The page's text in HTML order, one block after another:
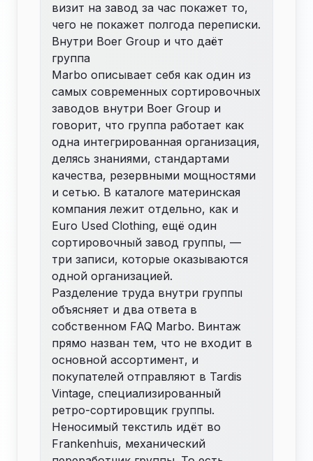
визит на завод за час покажет то,
чего не покажет полгода переписки.
Внутри Boer Group и что даёт
группа
Marbo описывает себя как один из
самых современных сортировочных
заводов внутри Boer Group и
говорит, что группа работает как
одна интегрированная организация,
делясь знаниями, стандартами
качества, резервными мощностями
и сетью. В каталоге материнская
компания лежит отдельно, как и
Euro Used Clothing, ещё один
сортировочный завод группы, —
три записи, которые оказываются
одной организацией.
Разделение труда внутри группы
объясняет и два ответа в
собственном FAQ Marbo. Винтаж
прямо назван тем, что не входит в
основной ассортимент, и
покупателей отправляют в Tardis
Vintage, специализированный
ретро-сортировщик группы.
Неносимый текстиль идёт во
Frankenhuis, механический